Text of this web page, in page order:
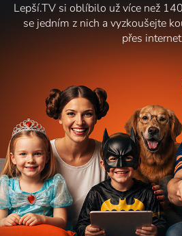
Lepší.TV si oblíbilo už více než
se jedním z nich a vyzkoušejte
přes